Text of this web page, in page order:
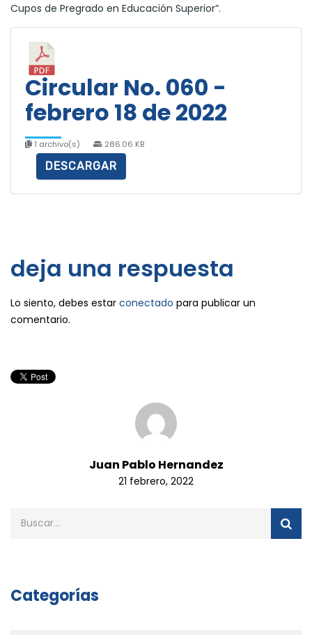
Cupos de Pregrado en Educación Superior”.
Circular No. 060 -
febrero 18 de 2022
1 archivo(s) 286.06 KB
DESCARGAR
deja una respuesta
Lo siento, debes estar conectado para publicar un
comentario.
Juan Pablo Hernandez
21 febrero, 2022
Categorías